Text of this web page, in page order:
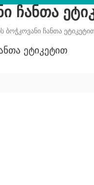
Ჩანთა
Ბოჭკოვანი Ჩანთა
Ეტიკეტით